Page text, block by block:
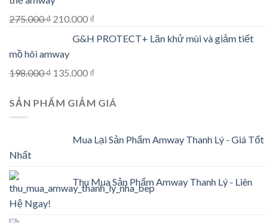
275.000₫ Original
210.000 ₫
price
G&H PROTECT+ Lăn khử mùi và giảm tiết
mồ hôi amway
198.000₫ Original
was:
135.000 ₫
is:
SẢN PHẨM GIẢM GIÁ
Mua Lại Sản Phẩm Amway Thanh Lý - Giá Tốt
Nhất
Thu Mua Sản Phẩm Amway Thanh Lý - Liên
Hệ Ngay!